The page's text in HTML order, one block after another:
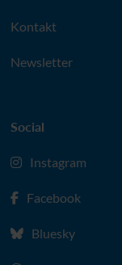
Kontakt
Newsletter
Social
Instagram
Facebook
Bluesky